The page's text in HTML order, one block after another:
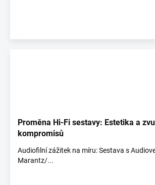
Proměna Hi-Fi sestavy: Estetika a
kompromisů
Audiofilní zážitek na míru: Sestava s
Marantz/...